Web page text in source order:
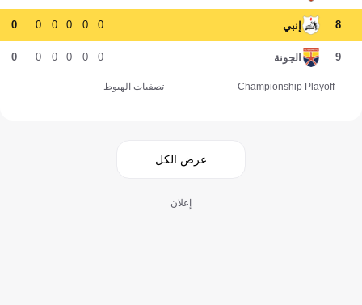
8 إنبي 0
0
0
0
0
0
9 الجونة 0
0
0
0
0
0
Championship Playoff تصفيات الهبوط
عرض الكل
إعلان